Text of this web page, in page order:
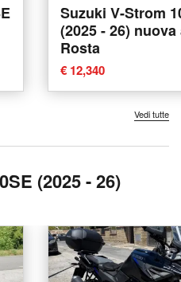
Suzuki V-Strom
(2025 - 26) nuova
Rosta
€ 12,340
Vedi tutte
(2025 - 26)